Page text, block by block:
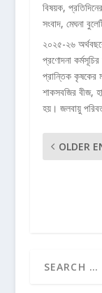
বিষয়ক,
সংবাদ, মেঘনা
২০২৫-২৬
প্রণোদনা
প্রান্তিক কৃষকের
শাকসবজির বীজ,
হয়। জলবায়ু
OLDER